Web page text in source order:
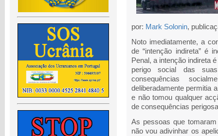
por: Mark Solonin,
Noto imediatamente, a
de “intenção indireta” é
Penal, a intenção indireta
perigo social das
consequências
deliberadamente permitia
e não tomou qualquer
de consequências
As pessoas que
não vou adivinhar os